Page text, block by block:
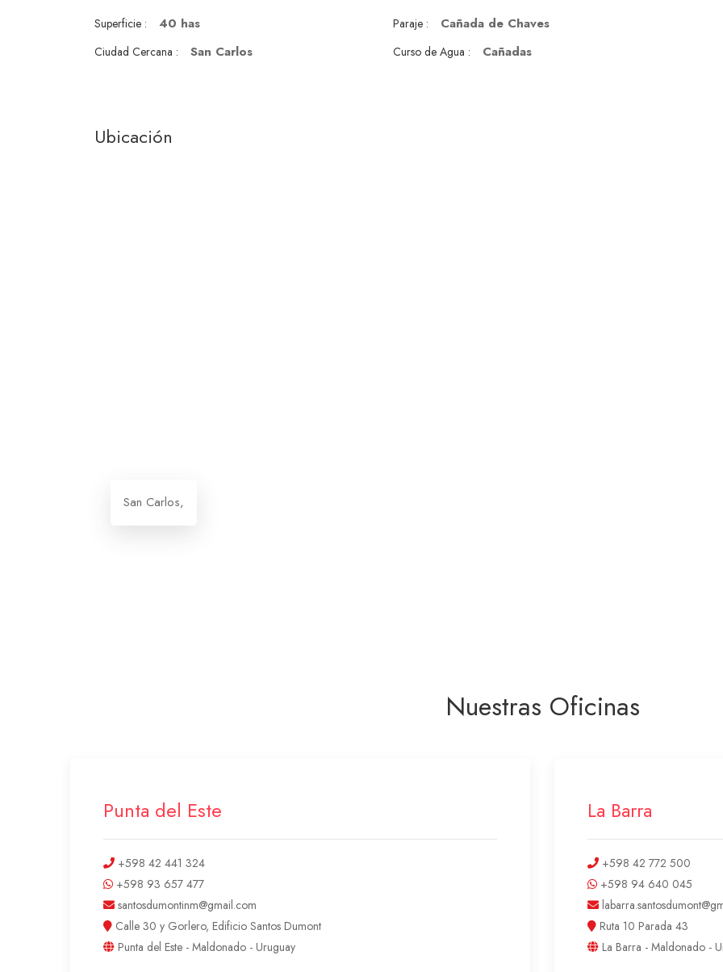
Superficie : 40 has Paraje : Cañada de Chaves
Ciudad Cercana : San Carlos Curso de Agua : Cañadas
Ubicación
San Carlos,
Nuestras Oficinas
Punta del Este
+598 42 441 324
+598 93 657 477
santosdumontinm@gmail.com
Calle 30 y Gorlero, Edificio Santos Dumont
Punta del Este - Maldonado - Uruguay
La Barra
+598 42 772 500
+598 94 640 045
Ruta 10 Parada 43
La Barra - Maldonado -